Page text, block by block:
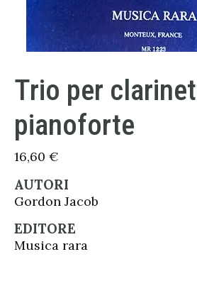
Trio per
pianoforte
16,60 €
AUTORI
Gordon Jacob
EDITORE
Musica rara